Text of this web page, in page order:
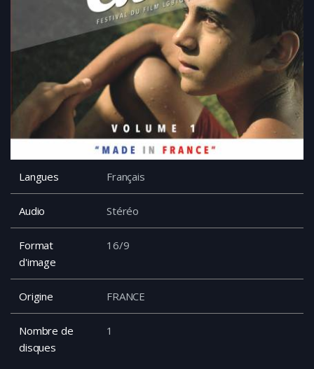
Langues Français
Audio Stéréo
Format
d'image
16/9
Origine FRANCE
Nombre de
disques
1